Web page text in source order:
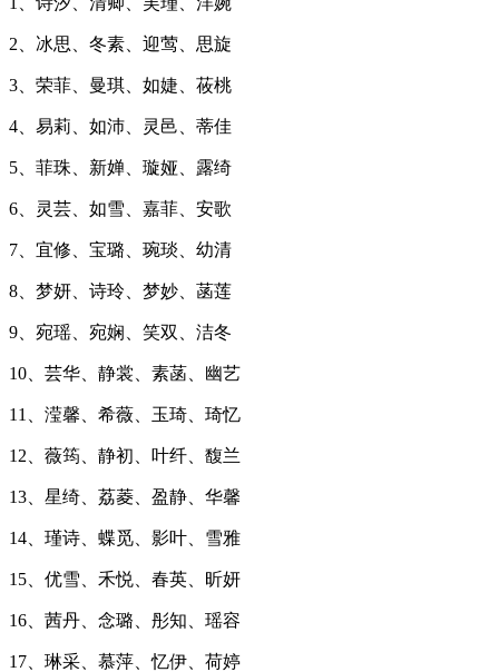
2、冰思、冬素、迎莺、思旋
3、荣菲、曼琪、如婕、莜桃
4、易莉、如沛、灵邑、蒂佳
5、菲珠、新婵、璇娅、露绮
6、灵芸、如雪、嘉菲、安歌
7、宜修、宝璐、琬琰、幼清
8、梦妍、诗玲、梦妙、菡莲
9、宛瑶、宛娴、笑双、洁冬
10、芸华、静裳、素菡、幽艺
11、滢馨、希薇、玉琦、琦忆
12、薇筠、静初、叶纤、馥兰
13、星绮、荔菱、盈静、华馨
14、瑾诗、蝶觅、影叶、雪雅
15、优雪、禾悦、春英、昕妍
16、茜丹、念璐、彤知、瑶容
17、琳采、慕萍、忆伊、荷婷